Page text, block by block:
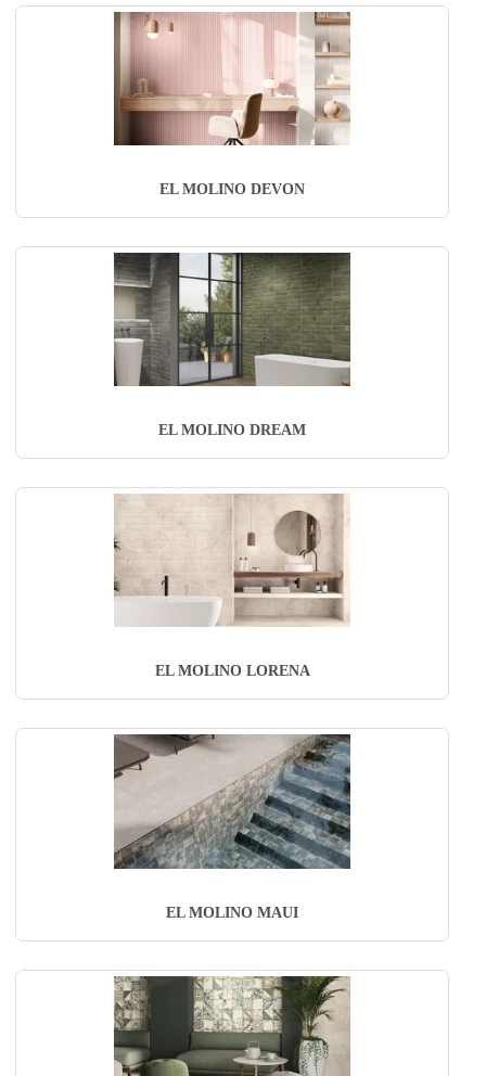
EL MOLINO DEVON
EL MOLINO DREAM
EL MOLINO LORENA
EL MOLINO MAUI